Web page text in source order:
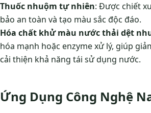
Thuốc nhuộm tự nhiên: Được chiết
bảo an toàn và tạo màu sắc độc đáo.
Hóa chất khử màu nước thải dệt
hóa mạnh hoặc enzyme xử lý, giúp
cải thiện khả năng tái sử dụng nước.
Ứng Dụng Công Nghệ